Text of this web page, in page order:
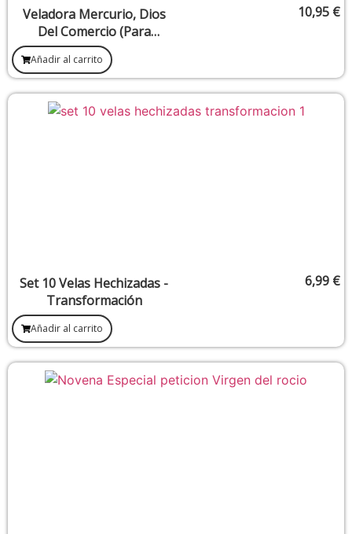
Veladora Mercurio, Dios
Del Comercio (Para
Potenciar Ventas Y
Conseguir El Éxito En Un
Negocio)
10,95 €
Añadir al carrito
Set 10 Velas Hechizadas -
Transformación
6,99 €
Añadir al carrito